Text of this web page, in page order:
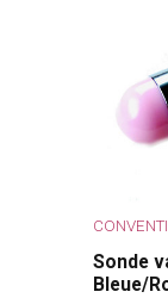
Sonde
Bleue/